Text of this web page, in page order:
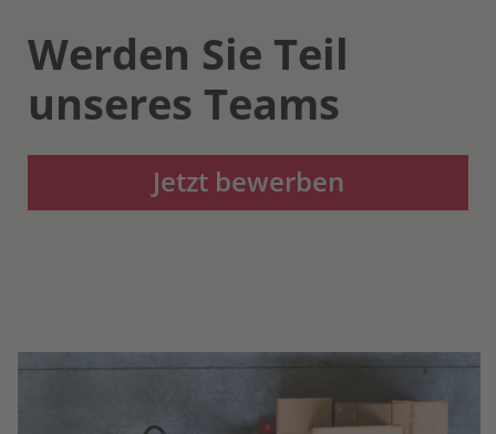
Werden Sie Teil
unseres Teams
Jetzt bewerben